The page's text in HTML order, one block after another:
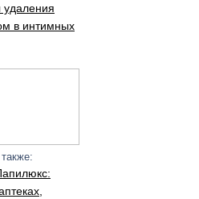
в интимных